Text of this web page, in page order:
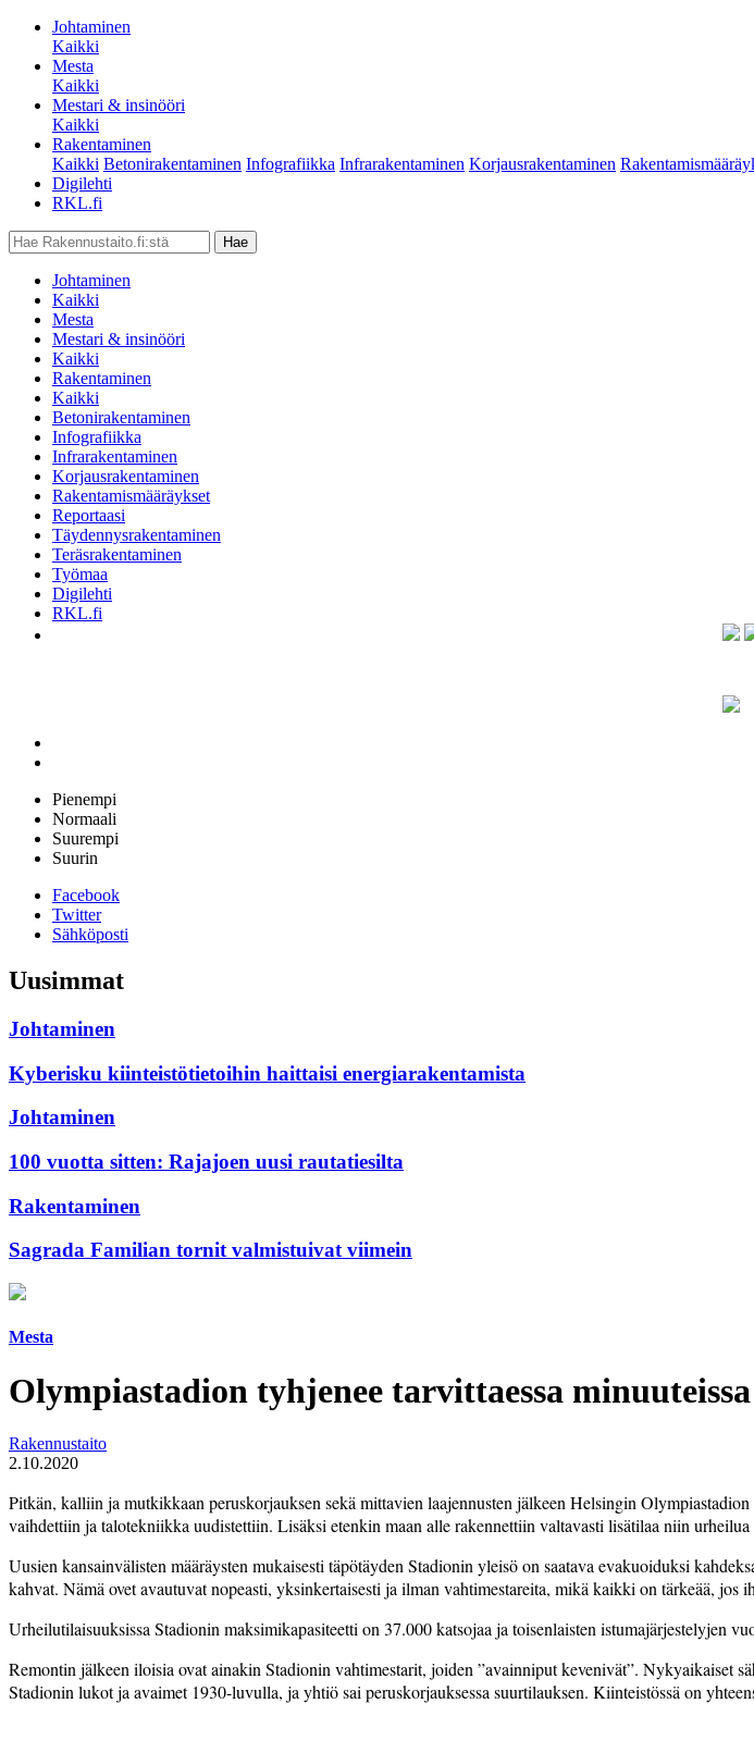
Johtaminen
Kaikki
Mesta
Kaikki
Mestari & insinööri
Kaikki
Rakentaminen
Kaikki Betonirakentaminen Infografiikka Infrarakentaminen Korjausrakentaminen
Digilehti
RKL.fi
Johtaminen
Kaikki
Mesta
Mestari & insinööri
Kaikki
Rakentaminen
Kaikki
Betonirakentaminen
Infografiikka
Infrarakentaminen
Korjausrakentaminen
Rakentamismääräykset
Reportaasi
Täydennysrakentaminen
Teräsrakentaminen
Työmaa
Digilehti
RKL.fi
Pienempi
Normaali
Suurempi
Suurin
Facebook
Twitter
Sähköposti
Uusimmat
Johtaminen
Kyberisku kiinteistötietoihin haittaisi energiarakentamista
Johtaminen
100 vuotta sitten: Rajajoen uusi rautatiesilta
Rakentaminen
Sagrada Familian tornit valmistuivat viimein
Mesta
Olympiastadion tyhjenee tarvittaessa minuuteissa
Rakennustaito
2.10.2020
Pitkän, kalliin ja mutkikkaan peruskorjauksen sekä mittavien laajennusten jälkeen Helsingin
vaihdettiin ja talotekniikka uudistettiin. Lisäksi etenkin maan alle rakennettiin valtavasti lisätilaa niin
Uusien kansainvälisten määräysten mukaisesti täpötäyden Stadionin yleisö on saatava evakuoiduksi
kahvat. Nämä ovet avautuvat nopeasti, yksinkertaisesti ja ilman vahtimestareita, mikä kaikki on tärkeää, jos
Urheilutilaisuuksissa Stadionin maksimikapasiteetti on 37.000 katsojaa ja toisenlaisten istumajärjestelyjen
Remontin jälkeen iloisia ovat ­ainakin Stadionin vahtimestarit, joiden ”avainniput kevenivät”.
Stadionin lukot ja avaimet 1930-luvulla, ja yhtiö sai peruskorjauksessa suurtilauksen. Kiinteistössä on